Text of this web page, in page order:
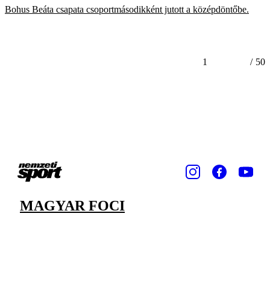
Bohus Beáta csapata csoportmásodikként jutott a középdöntőbe.
1 / 50
MAGYAR FOCI